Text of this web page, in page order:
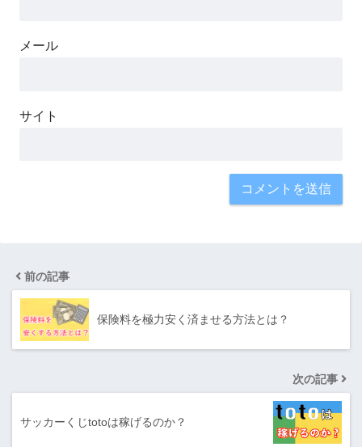
メール
サイト
前の記事
保険料を極力安く済ませる方法とは？
次の記事
サッカーくじtotoは稼げるのか？